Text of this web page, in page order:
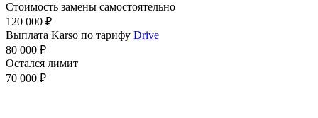
Стоимость замены самостоятельно
120 000 ₽
Выплата Karso по тарифу Drive
80 000 ₽
Остался лимит
70 000 ₽